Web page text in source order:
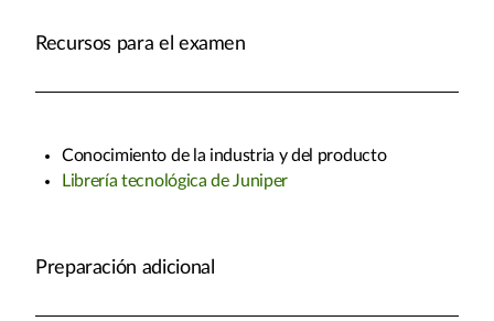
Recursos para el examen
Conocimiento de la industria y del producto
Librería tecnológica de Juniper
Preparación adicional